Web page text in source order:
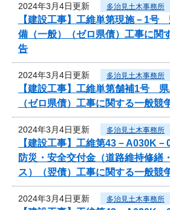
2024年3月4日更新 多治見土木事務所
【建設工事】工維単第現施－1
備（一般）（ゼロ県債）工事に関
告
2024年3月4日更新 多治見土木事務所
【建設工事】工維単第舗補1号
（ゼロ県債）工事に関する一般競
2024年3月4日更新 多治見土木事務所
【建設工事】工維第43－A030K
防災・安全交付金（道路維持修繕
ス）（翌債）工事に関する一般競
2024年3月4日更新 多治見土木事務所